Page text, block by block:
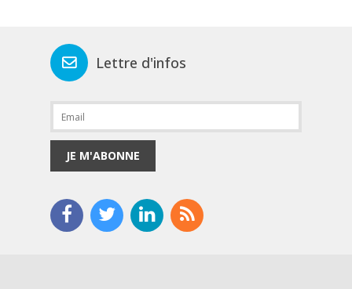
Lettre d'infos
JE M'ABONNE